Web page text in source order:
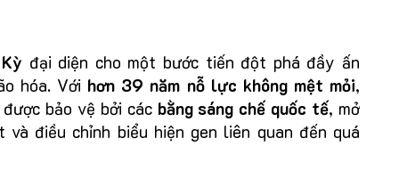
đại diện cho một bước tiến đột phá đầy ấn
hóa. Với hơn 39 năm nỗ lực không mệt mỏi,
bảo vệ bởi các bằng sáng chế quốc tế, mở
điều chỉnh biểu hiện gen liên quan đến quá